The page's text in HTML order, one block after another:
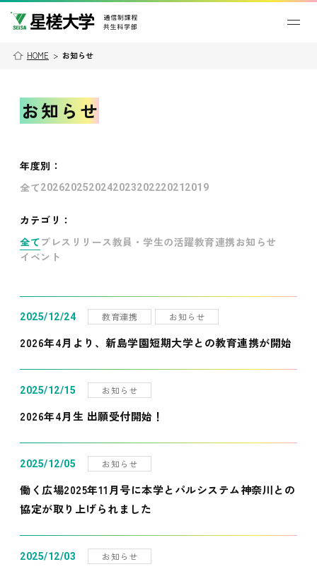
HOME > お知らせ
お知らせ
年度別 ：
全て202620252024202320222021 2019
カテゴリ：
全て プレスリリース教員・学生の活躍教育連携お知らせ
イベント
2025/12/24 教育連携 お知らせ
2026年4月より、新島学園短期大学との教育連携が開始
2025/12/15 お知らせ
2026年4月生 出願受付開始！
2025/12/05 お知らせ
働く広場2025年11月号に本学とパルシステム神奈川との
協定が取り上げられました
2025/12/03 お知らせ